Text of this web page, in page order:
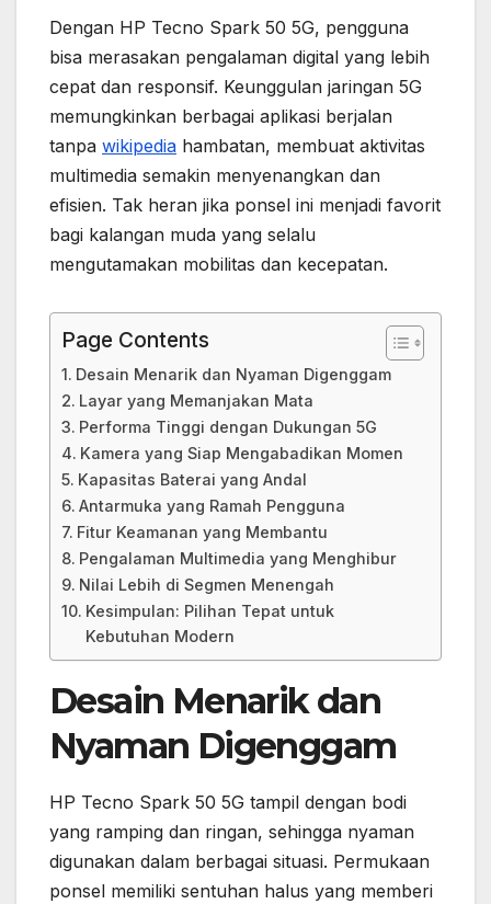
Dengan HP Tecno Spark 50 5G, pengguna
bisa merasakan pengalaman digital yang lebih
cepat dan responsif. Keunggulan jaringan 5G
memungkinkan berbagai aplikasi berjalan
tanpa wikipedia hambatan, membuat aktivitas
multimedia semakin menyenangkan dan
efisien. Tak heran jika ponsel ini menjadi favorit
bagi kalangan muda yang selalu
mengutamakan mobilitas dan kecepatan.
Page Contents
Desain Menarik dan Nyaman Digenggam
Layar yang Memanjakan Mata
Performa Tinggi dengan Dukungan 5G
Kamera yang Siap Mengabadikan Momen
Kapasitas Baterai yang Andal
Antarmuka yang Ramah Pengguna
Fitur Keamanan yang Membantu
Pengalaman Multimedia yang Menghibur
Nilai Lebih di Segmen Menengah
Kesimpulan: Pilihan Tepat untuk
Kebutuhan Modern
Desain Menarik dan
Nyaman Digenggam
HP Tecno Spark 50 5G tampil dengan bodi
yang ramping dan ringan, sehingga nyaman
digunakan dalam berbagai situasi. Permukaan
ponsel memiliki sentuhan halus yang memberi